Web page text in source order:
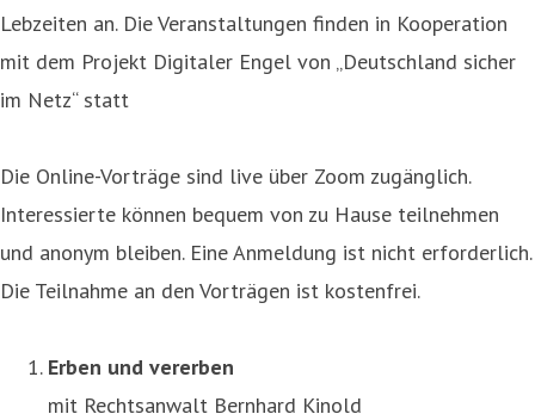
Lebzeiten an. Die Veranstaltungen finden in Kooperation
mit dem Projekt Digitaler Engel von „Deutschland sicher
im Netz“ statt
Die Online-Vorträge sind live über Zoom zugänglich.
Interessierte können bequem von zu Hause teilnehmen
und anonym bleiben. Eine Anmeldung ist nicht erforderlich.
Die Teilnahme an den Vorträgen ist kostenfrei.
Erben und vererben
mit Rechtsanwalt Bernhard Kinold